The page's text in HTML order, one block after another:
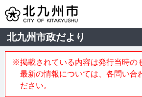
北九州市政だより
※掲載されている内容は発行当時の
最新の情報については、各問い合
ださい。